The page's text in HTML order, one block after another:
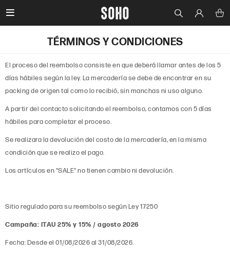

TÉRMINOS Y CONDICIONES
El proceso del reembolso consiste en que deberá llamar antes de los 5
días hábiles según la ley. La mercadería se debe de encontrar en su
packing de origen tal como lo recibió, sin manchas ni uso alguno.
A partir del contacto solicitando el reembolso, contamos con 5 días
hábiles para completar el proceso.
Se realizara la devolución del costo de la mercadería, en la misma
condición que se realizo el pago.
Los artículos en "SALE" no tienen cambio ni devolución.
Sitio regulado para su reembolso según Ley 17250
Campaña: ITAU 25% y 15% / agosto 2026
Fecha: Desde el 01/08/2026 al 31/08/2026.